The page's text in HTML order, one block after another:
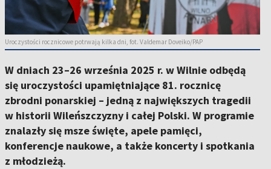
Uroczystości rocznicowe potrwają kilka dni, fot. Valdemar Doveiko/PAP
W dniach 23–26 września 2025 r. w Wilnie odbędą
się uroczystości upamiętniające 81. rocznicę
zbrodni ponarskiej – jedną z największych tragedii
w historii Wileńszczyzny i całej Polski. W programie
znalazły się msze święte, apele pamięci,
konferencje naukowe, a także koncerty i spotkania
z młodzieżą.